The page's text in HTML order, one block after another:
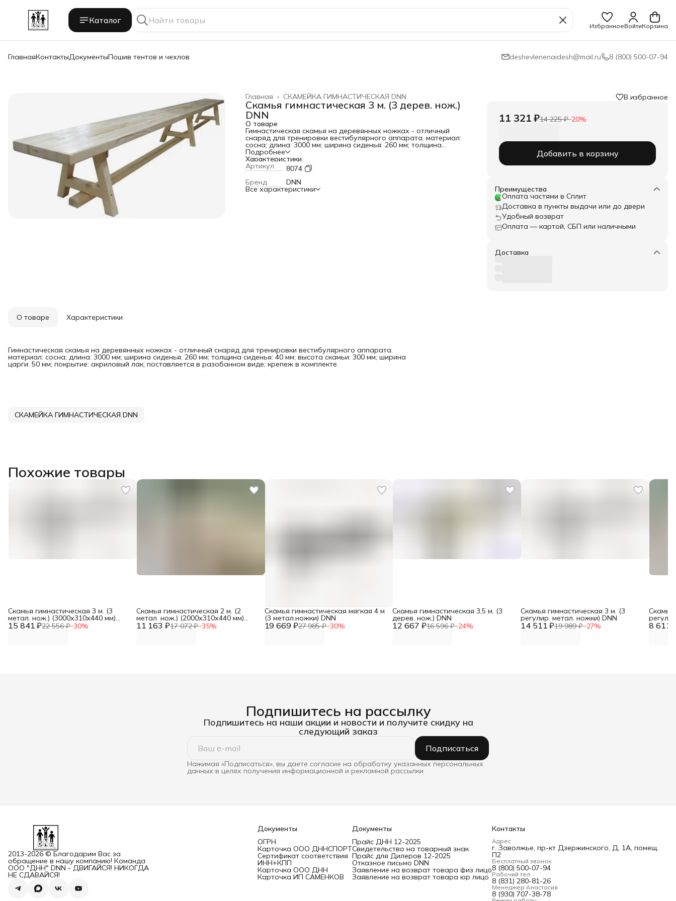
Каталог
ИзбранноеВойтиКорзина
ГлавнаяКонтактыДокументыПошив тентов и чехлов deshevlenenaidesh@mail.ru 8 (800) 500-07-94
СКАМЕЙКА ГИМНАСТИЧЕСКАЯ DNN
Главная ›
Скамья гимнастическая 3 м. (3 дерев. нож.)
DNN
О товаре
Гимнастическая скамья на деревянных ножках - отличный
снаряд для тренировки вестибулярного аппарата. материал:
сосна; длина: 3000 мм; ширина сиденья: 260 мм; толщина
сиденья: 40 мм; высота скамьи: 300 мм; ширина царги: 50 мм;
покрытие: акриловый лак; поставляется в разобанном виде;
крепеж в комплекте.
Подробнее
Характеристики
Артикул
8074
Бренд
DNN
Все характеристики
В избранное
11 321 ₽14 225 ₽−20%
Добавить в корзину
Преимущества
Оплата частями в Сплит
Доставка в пункты выдачи или до двери
Удобный возврат
Оплата — картой, СБП или наличными
Доставка
О товаре Характеристики
Гимнастическая скамья на деревянных ножках - отличный снаряд для тренировки вестибулярного аппарата.
материал: сосна; длина: 3000 мм; ширина сиденья: 260 мм; толщина сиденья: 40 мм; высота скамьи: 300 мм; ширина
царги: 50 мм; покрытие: акриловый лак; поставляется в разобанном виде; крепеж в комплекте.
СКАМЕЙКА ГИМНАСТИЧЕСКАЯ DNN
Похожие товары
15 841 ₽22 556 ₽−30%
Скамья гимнастическая 3 м. (3
метал. нож.) (3000х310х440 мм)
DNN 11 163 ₽17 072 ₽−35%
Скамья гимнастическая 2 м. (2
метал. нож.) (2000х310х440 мм)
DNN 19 669 ₽27 985 ₽−30%
Скамья гимнастическая мягкая 4 м
(3 метал.ножки) DNN
12 667 ₽16 596 ₽−24%
Скамья гимнастическая 3,5 м. (3
дерев. нож.) DNN
14 511 ₽19 989 ₽−27%
Скамья гимнастическая 3 м. (3
регулир. метал. ножки) DNN
8 611
Скамья
Подпишитесь на рассылку
Подпишитесь на наши акции и новости и получите скидку на
следующий заказ
Подписаться
Нажимая «Подписаться», вы даете согласие на обработку указанных персональных
данных в целях получения информационной и рекламной рассылки
2013-2026 © Благодарим Вас за
обращение в нашу компанию! Команда
ООО "ДНН" DNN - ДВИГАЙСЯ! НИКОГДА
НЕ СДАВАЙСЯ!
Документы
ОГРН
Карточка ООО ДННСПОРТ
Сертификат соответствия
ИНН+КПП
Карточка ООО ДНН
Карточка ИП САМЕНКОВ
Документы
Прайс ДНН 12-2025
Свидетельство на товарный знак
Прайс для Дилеров 12-2025
Отказное письмо DNN
Заявление на возврат товара физ лицо
Заявление на возврат товара юр лицо
Контакты
Адрес
г. Заволжье, пр-кт Дзержинского, Д. 1А, помещ.
П2
Бесплатный звонок
8 (800) 500-07-94
Рабочий тел.
8 (831) 280-81-26
Менеджер Анастасия
8 (930) 707-38-78